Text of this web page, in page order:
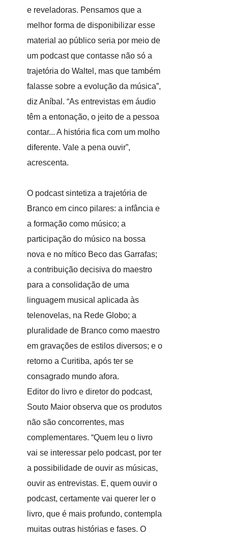
e reveladoras. Pensamos que a
melhor forma de disponibilizar esse
material ao público seria por meio de
um podcast que contasse não só a
trajetória do Waltel, mas que também
falasse sobre a evolução da música”,
diz Aníbal. “As entrevistas em áudio
têm a entonação, o jeito de a pessoa
contar... A história fica com um molho
diferente. Vale a pena ouvir”,
acrescenta.
O podcast sintetiza a trajetória de
Branco em cinco pilares: a infância e
a formação como músico; a
participação do músico na bossa
nova e no mítico Beco das Garrafas;
a contribuição decisiva do maestro
para a consolidação de uma
linguagem musical aplicada às
telenovelas, na Rede Globo; a
pluralidade de Branco como maestro
em gravações de estilos diversos; e o
retorno a Curitiba, após ter se
consagrado mundo afora.
Editor do livro e diretor do podcast,
Souto Maior observa que os produtos
não são concorrentes, mas
complementares. “Quem leu o livro
vai se interessar pelo podcast, por ter
a possibilidade de ouvir as músicas,
ouvir as entrevistas. E, quem ouvir o
podcast, certamente vai querer ler o
livro, que é mais profundo, contempla
muitas outras histórias e fases. O